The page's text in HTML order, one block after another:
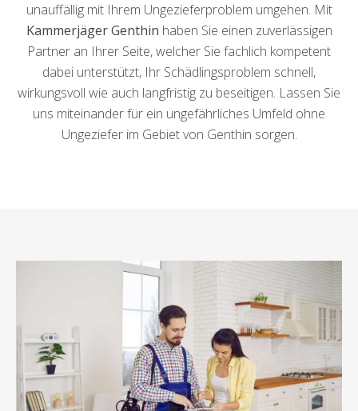
unauffällig mit Ihrem Ungezieferproblem umgehen. Mit
Kammerjäger Genthin haben Sie einen zuverlässigen
Partner an Ihrer Seite, welcher Sie fachlich kompetent
dabei unterstützt, Ihr Schädlingsproblem schnell,
wirkungsvoll wie auch langfristig zu beseitigen. Lassen Sie
uns miteinander für ein ungefährliches Umfeld ohne
Ungeziefer im Gebiet von Genthin sorgen.